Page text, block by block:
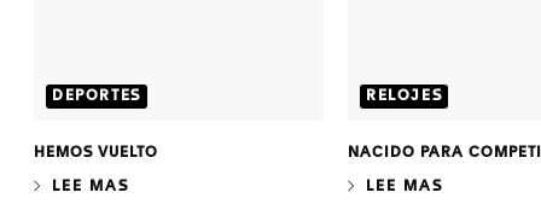
HEMOS VUELTO
LEE MAS
DEPORTES
NACIDO PARA
LEE MAS
RELOJES